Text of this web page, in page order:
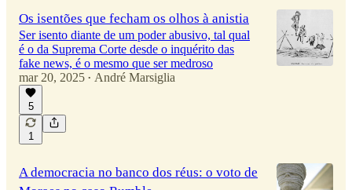
Os isentões que fecham os olhos à anistia
Ser isento diante de um poder abusivo, tal qual
é o da Suprema Corte desde o inquérito das
fake news, é o mesmo que ser medroso
mar 20, 2025 • André Marsiglia
5
1
A democracia no banco dos réus: o voto de